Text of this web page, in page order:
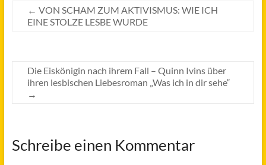
← VON SCHAM ZUM AKTIVISMUS: WIE ICH
EINE STOLZE LESBE WURDE
Die Eiskönigin nach ihrem Fall – Quinn Ivins über
ihren lesbischen Liebesroman „Was ich in dir sehe“
→
Schreibe einen Kommentar